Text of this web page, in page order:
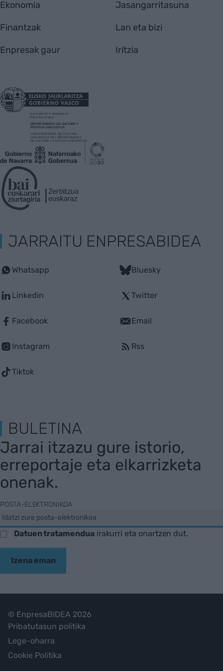
Ekonomia
Finantzak
Enpresak gaur
Jasangarritasuna
Lan eta bizi
Iritzia
JARRAITU ENPRESABIDEA
Whatsapp
Linkedin
Facebook
Instagram
Tiktok
Bluesky
Twitter
Email
Rss
BULETINA
Jarrai itzazu gure istorio,
erreportaje eta elkarrizketa
onenak.
POSTA-ELEKTRONIKOA
Datuen tratamenduairakurri eta onartzen dut.
Izena eman
© EnpresaBIDEA 2026
Pribatutasun politika
Lege-oharra
Cookie Politika